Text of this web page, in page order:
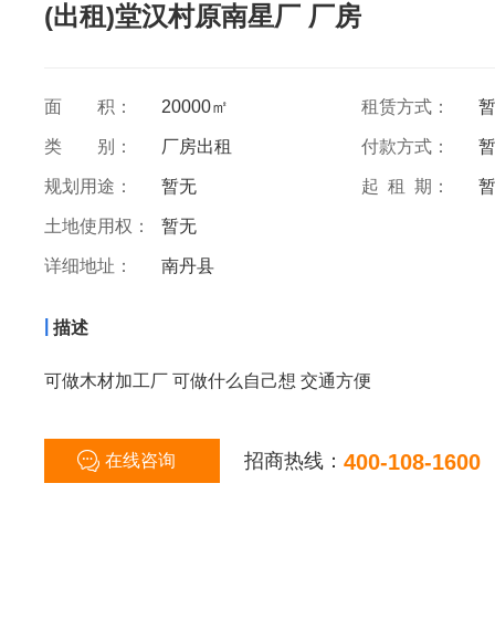
(出租)堂汉村原南星厂 厂房
面 积： 20000㎡ 租赁方式：
类 别： 厂房出租 付款方式：
规划用途： 暂无 起 租 期：
土地使用权： 暂无
详细地址： 南丹县
描述
可做木材加工厂 可做什么自己想 交通方便
在线咨询 招商热线： 400-108-1600